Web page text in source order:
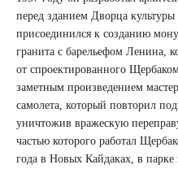
перед зданием Дворца
присоединился к созданию
гранита с барельефом Ленина,
от спроектированного
заметным произведением
самолета, который повторил
уничтожив вражескую
частью которого работал
года в Новых Кайдаках, в